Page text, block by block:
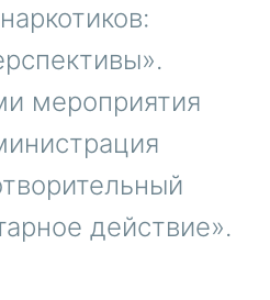
мероприятия
действие».